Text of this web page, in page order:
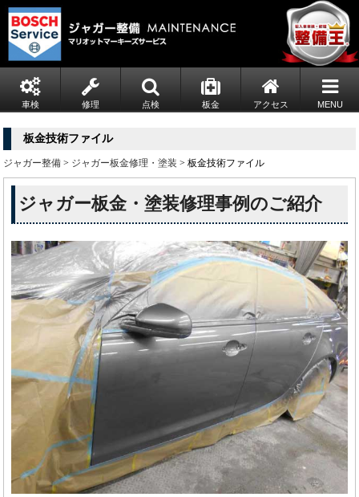
車検 修理 点検 板金 アクセス MENU
板金技術ファイル
ジャガー整備 > ジャガー板金修理・塗装 > 板金技術ファイル
ジャガー板金・塗装修理事例のご紹介